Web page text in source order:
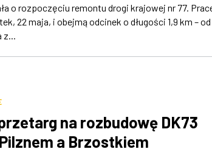
o rozpoczęciu remontu drogi krajowej nr 77.
22 maja, i obejmą odcinek o długości 1,9 km – od
z...
na rozbudowę DK73
a Brzostkiem